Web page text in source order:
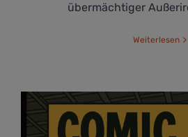
übermächtiger
Weiterlesen